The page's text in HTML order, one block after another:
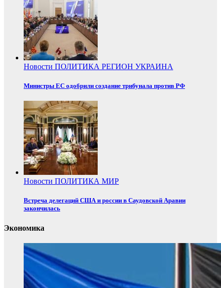
Новости ПОЛИТИКА РЕГИОН УКРАИНА
Министры ЕС одобрили создание трибунала против РФ
Новости ПОЛИТИКА МИР
Встреча делегаций США и россии в Саудовской Аравии
закончилась
Экономика